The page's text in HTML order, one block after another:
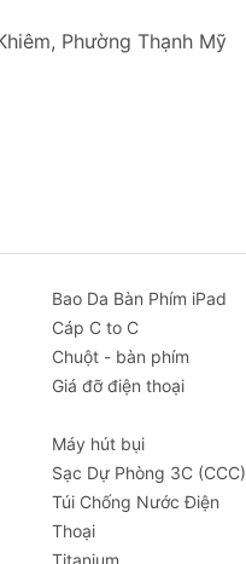
Phường Thạnh Mỹ
Bao Da Bàn Phím iPad
Cáp C to C
Chuột - bàn phím
Giá đỡ điện thoại
Máy hút bụi
Sạc Dự Phòng 3C (CCC)
Túi Chống Nước Điện
Thoại
Titanium